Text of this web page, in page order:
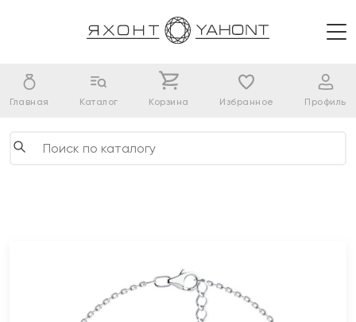
Главная Каталог Корзина Избранное Профиль